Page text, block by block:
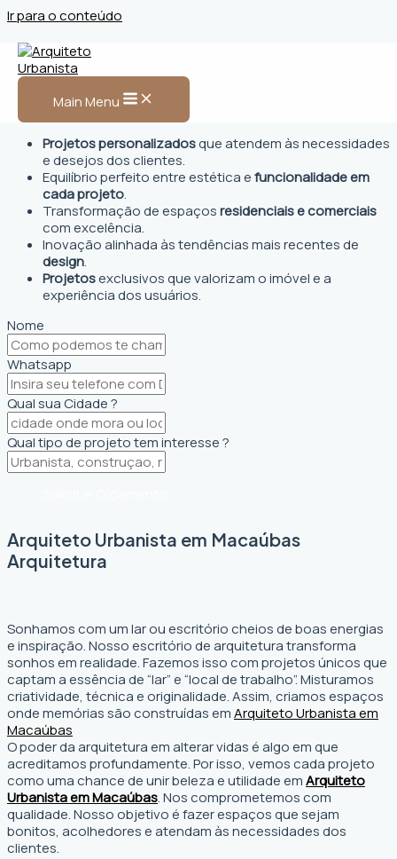
Ir para o conteúdo
Main Menu
Arquiteto Urbanista em
Macaúbas
Projetos personalizadosque atendem às necessidades
e desejos dos clientes.
Equilíbrio perfeito entre estética efuncionalidade em
cada projeto.
Transformação de espaçosresidenciais e comerciais
com excelência.
Inovação alinhada às tendências mais recentes de
design.
Projetosexclusivos que valorizam o imóvel e a
experiência dos usuários.
Nome
Whatsapp
Qual sua Cidade ?
Qual tipo de projeto tem interesse ?
Arquiteto Urbanista em Macaúbas
Arquitetura
Sonhamos com um lar ou escritório cheios de boas energias
e inspiração. Nosso escritório de arquitetura transforma
sonhos em realidade. Fazemos isso com projetos únicos que
captam a essência de “lar” e “local de trabalho”. Misturamos
criatividade, técnica e originalidade. Assim, criamos espaços
onde memórias são construídas emArquiteto Urbanista em
Macaúbas
O poder da arquitetura em alterar vidas é algo em que
acreditamos profundamente. Por isso, vemos cada projeto
como uma chance de unir beleza e utilidade emArquiteto
Urbanista em Macaúbas. Nos comprometemos com
qualidade. Nosso objetivo é fazer espaços que sejam
bonitos, acolhedores e atendam às necessidades dos
clientes.